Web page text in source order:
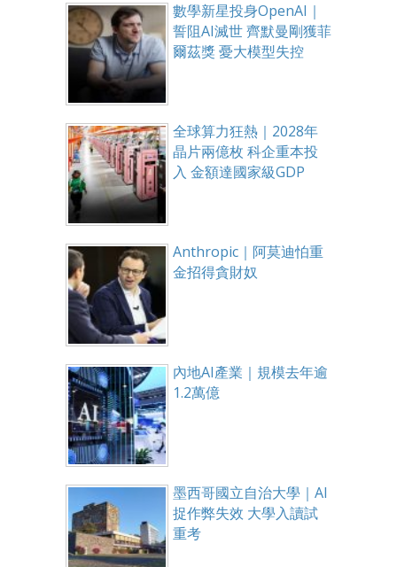
數學新星投身OpenAI｜
誓阻AI滅世 齊默曼剛獲菲
爾茲獎 憂大模型失控
全球算力狂熱｜2028年
晶片兩億枚 科企重本投
入 金額達國家級GDP
Anthropic｜阿莫迪怕重
金招得貪財奴
內地AI產業｜規模去年逾
1.2萬億
墨西哥國立自治大學｜AI
捉作弊失效 大學入讀試
重考